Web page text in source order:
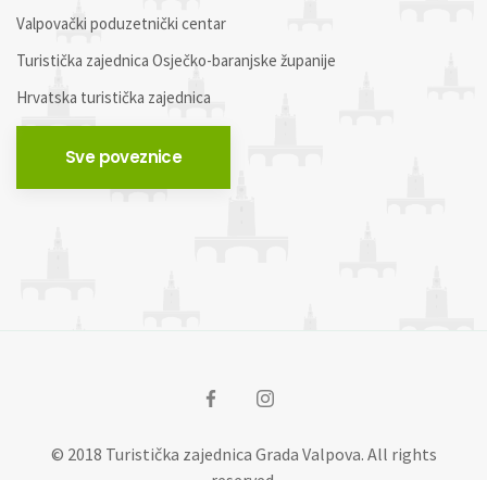
Valpovački poduzetnički centar
Turistička zajednica Osječko-baranjske županije
Hrvatska turistička zajednica
Sve poveznice
© 2018 Turistička zajednica Grada Valpova. All rights